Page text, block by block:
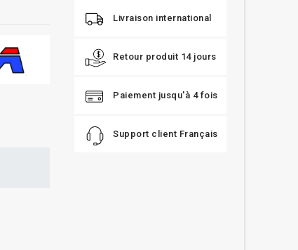
Livraison international
Retour produit 14 jours
Paiement jusqu'à 4 fois
Support client Français